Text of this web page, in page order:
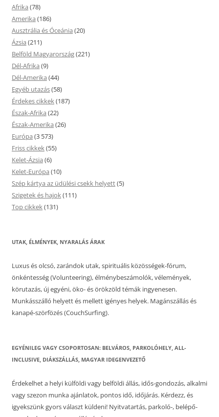
Afrika (78)
Amerika (186)
Ausztrália és Óceánia (20)
Ázsia (211)
Belföld Magyarország(221)
Dél-Afrika (9)
Dél-Amerika (44)
Egyéb utazás(58)
Érdekes cikkek(187)
Észak-Afrika (22)
Észak-Amerika (26)
Európa (3 573)
Friss cikkek(55)
Kelet-Ázsia (6)
Kelet-Európa (10)
Szép kártya az üdülési csekk helyett(5)
Szigetek és hajok(111)
Top cikkek(131)
UTAK, ÉLMÉNYEK, NYARALÁS ÁRAK
Luxus és olcsó, zarándok utak, spirituális közösségek-fórum,
önkéntesség (Volunteering), élménybeszámolók, vélemények,
körutazás, új egyéni, öko- és örökzöld témák ingyenesen.
Munkásszálló helyett és mellett igényes helyek. Magánszállás és
kanapé-szörfözés (CouchSurfing).
EGYÉNILEG VAGY CSOPORTOSAN: BELVÁROS, PARKOLÓHELY, ALL-
INCLUSIVE, DIÁKSZÁLLÁS, MAGYAR IDEGENVEZETŐ
Érdekelhet a helyi külföldi vagy belföldi állás, idős-gondozás, alkalmi
vagy szezon munka ajánlatok, pontos idő, időjárás. Kérdezz, és
igyekszünk gyors választ küldeni! Nyitvatartás, parkoló-, belépő-